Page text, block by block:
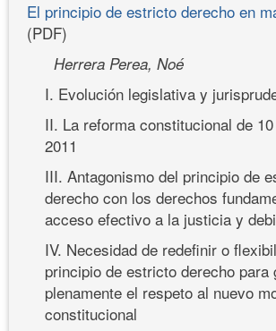
El principio de estricto derecho en
(PDF)
Herrera Perea, Noé
I. Evolución legislativa y
II. La reforma constitucional de
2011
III. Antagonismo del principio de
derecho con los derechos
acceso efectivo a la justicia y
IV. Necesidad de redefinir o
principio de estricto derecho para
plenamente el respeto al nuevo
constitucional